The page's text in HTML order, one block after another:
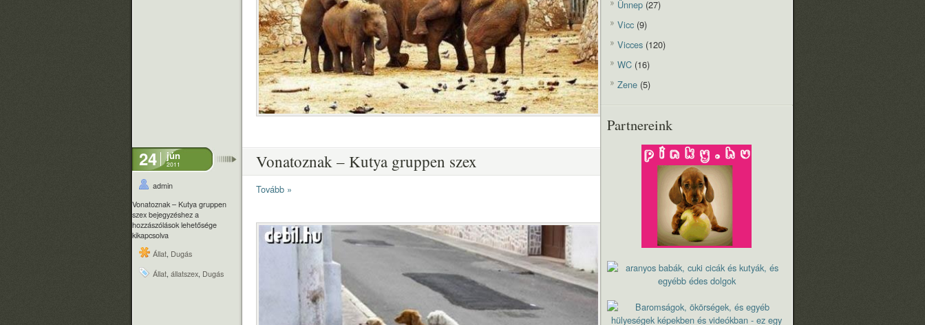
24 jún
2011
admin
Vonatoznak – Kutya gruppen
szex bejegyzéshez a
hozzászólások lehetősége
kikapcsolva
Állat Dugás
Állat állatszex Dugás
Vonatoznak – Kutya gruppen szex
Tovább »
Ünnep (27)
Vicc (9)
Vicces (120)
WC (16)
Zene (5)
Partnereink